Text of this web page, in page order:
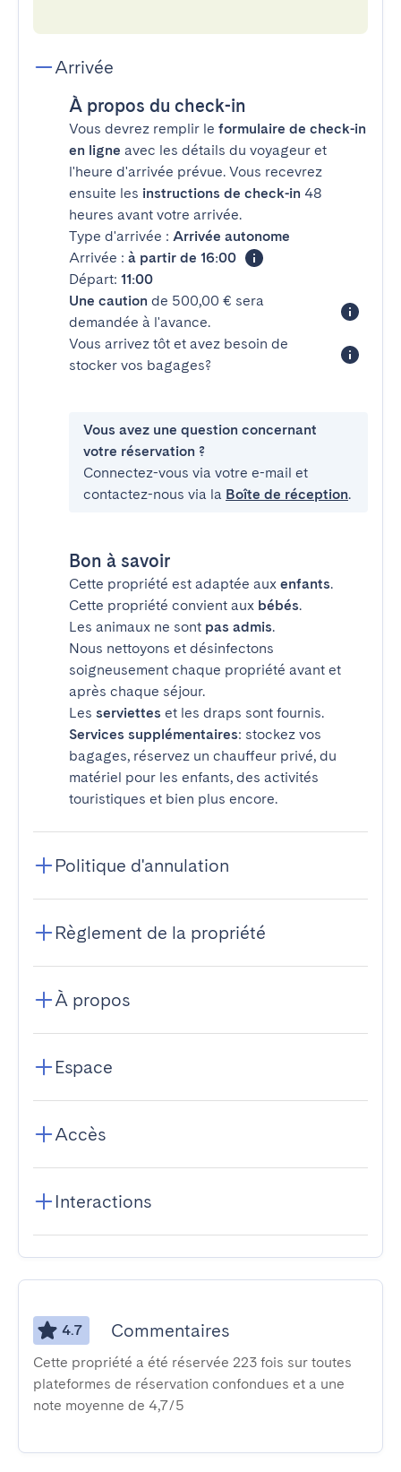
Arrivée
À propos du check-in
Vous devrez remplir le formulaire de check-in
en ligne avec les détails du voyageur et
l'heure d'arrivée prévue. Vous recevrez
ensuite les instructions de check-in 48
heures avant votre arrivée.
Type d'arrivée : Arrivée autonome
Arrivée : à partir de 16:00
Départ: 11:00
Une caution de 500,00 € sera
demandée à l'avance.
Vous arrivez tôt et avez besoin de
stocker vos bagages?
Vous avez une question concernant
votre réservation ?
Connectez-vous via votre e-mail et
contactez-nous via la Boîte de réception.
Bon à savoir
Cette propriété est adaptée aux enfants.
Cette propriété convient aux bébés.
Les animaux ne sont pas admis.
Nous nettoyons et désinfectons
soigneusement chaque propriété avant et
après chaque séjour.
Les serviettes et les draps sont fournis.
Services supplémentaires: stockez vos
bagages, réservez un chauffeur privé, du
matériel pour les enfants, des activités
touristiques et bien plus encore.
Politique d'annulation
Règlement de la propriété
À propos
Espace
Accès
Interactions
4.7 Commentaires
Cette propriété a été réservée 223 fois sur toutes
plateformes de réservation confondues et a une
note moyenne de 4,7/5